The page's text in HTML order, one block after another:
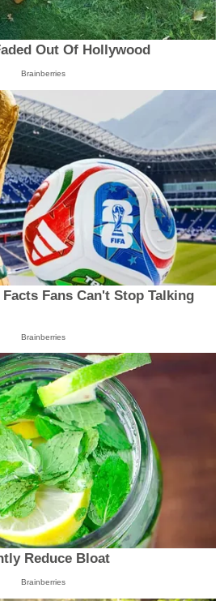
Out Of Hollywood
Brainberries
Fans Can't Stop Talking
Brainberries
Reduce Bloat
Brainberries